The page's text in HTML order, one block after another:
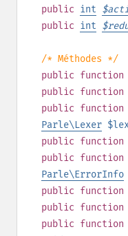
public int $
public int $
/* Méthodes */
public function
public function
public function
Parle\Lexer
public function
public function
Parle\ErrorInfo
public function
public function
public function